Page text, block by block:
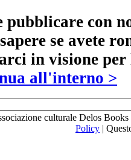
pubblicare con
se avete
in visione
all'interno >
culturale Delos
Policy |